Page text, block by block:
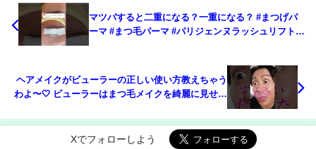
マツパすると二重になる？一重になる？ #まつげパ
ーマ #まつ毛パーマ #パリジェンヌラッシュリフト
ヘアメイクがビューラーの正しい使い方教えちゃう
わよ〜🤍 ビューラーはまつ毛メイクを綺麗に見せる
Xでフォローしよう